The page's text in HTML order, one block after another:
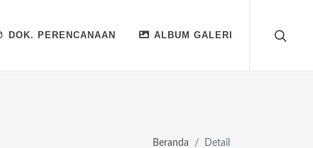
DOK. PERENCANAAN ALBUM GALERI
Beranda Detail